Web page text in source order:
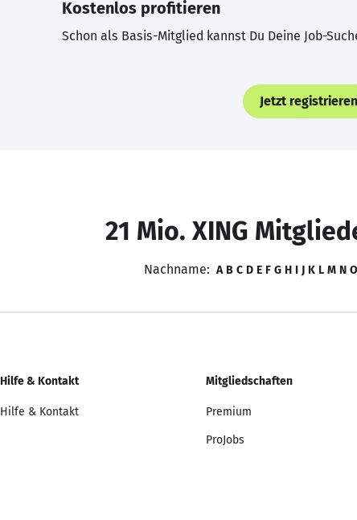
Kostenlos profitieren
Schon als Basis-Mitglied kannst Du Deine Job-
Jetzt registrieren
21 Mio. XING
Nachname: A B C D E F G H I J K L M N O
Hilfe & Kontakt
Hilfe & Kontakt
Mitgliedschaften
Premium
ProJobs